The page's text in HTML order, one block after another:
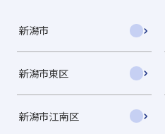
新潟市
新潟市東区
新潟市江南区